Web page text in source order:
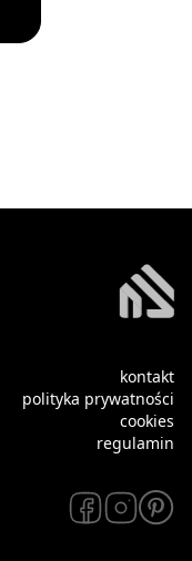
kontakt
polityka prywatności
cookies
regulamin